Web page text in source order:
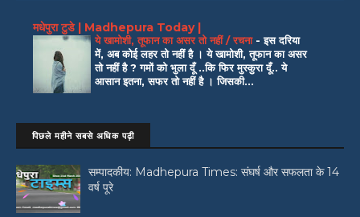
मधेपुरा टुडे | Madhepura Today |
ये खामोशी, तूफान का असर तो नहीं / रचना -इस दरिया
में, अब कोई लहर तो नहीं है । ये खामोशी, तूफान का असर
तो नहीं है ? गमों को भुला दूँ ..कि फिर मुस्कुरा दूँ.. ये
आसान इतना, सफर तो नहीं है । जिसकी...
पिछले महीने सबसे अधिक पढ़ी
सम्पादकीय: Madhepura Times: संघर्ष और सफलता के 14
वर्ष पूरे